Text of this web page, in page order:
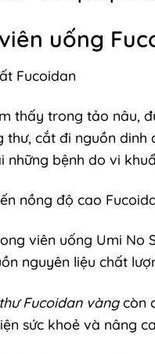
uống
Fucoidan
thấy trong tảo nâu,
cắt đi nguồn
những bệnh do vi
nồng độ cao
viên uống Umi
nguyên liệu chất
Fucoidan vàngcòn
sức khoẻ và nâng